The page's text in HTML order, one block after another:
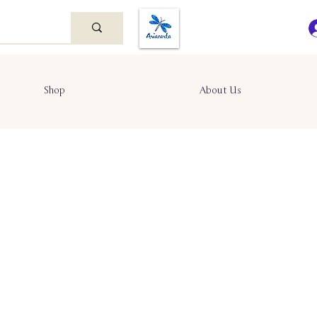
Shop About Us